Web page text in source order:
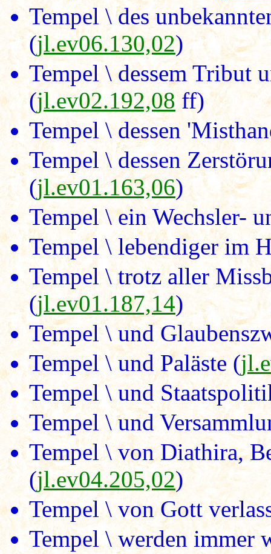
Tempel \ des
(jl.ev06.130,02)
Tempel \ dessem Tribut
(jl.ev02.192,08 ff)
Tempel \ dessen
Tempel \ dessen
(jl.ev01.163,06)
Tempel \ ein Wechsler-
Tempel \ lebendiger im
Tempel \ trotz aller
(jl.ev01.187,14)
Tempel \ und
Tempel \ und Paläste (
Tempel \ und
Tempel \ und
Tempel \ von Diathira,
(jl.ev04.205,02)
Tempel \ von Gott
Tempel \ werden immer